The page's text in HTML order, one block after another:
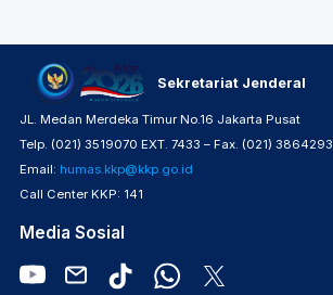
Sekretariat Jenderal
JL. Medan Merdeka Timur No.16 Jakarta Pusat
Telp. (021) 3519070 EXT. 7433 – Fax. (021) 3864293
Email: humas.kkp@kkp.go.id
Call Center KKP: 141
Media Sosial